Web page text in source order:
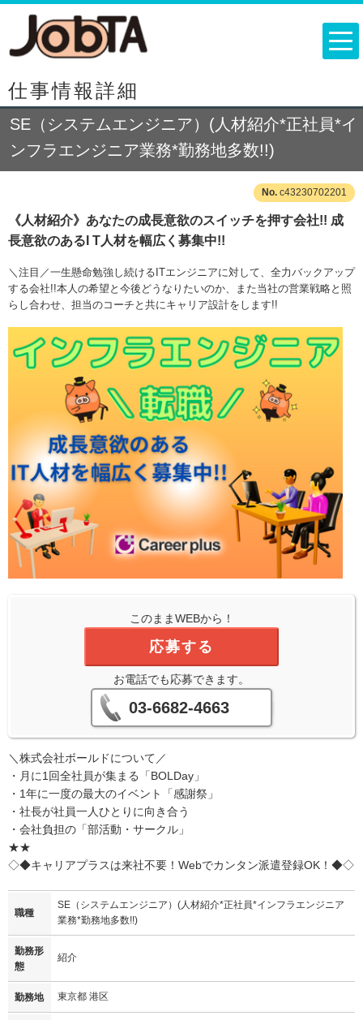
仕事情報詳細
SE（システムエンジニア）(人材紹介*正社員*イ
ンフラエンジニア業務*勤務地多数!!)
c43230702201
《人材紹介》あなたの成長意欲のスイッチを押す会社!! 成
長意欲のあるI T人材を幅広く募集中!!
＼注目／一生懸命勉強し続けるITエンジニアに対して、全力バックアップ
する会社!!本人の希望と今後どうなりたいのか、また当社の営業戦略と照
らし合わせ、担当のコーチと共にキャリア設計をします!!
このままWEBから！
応募する
お電話でも応募できます。
03-6682-4663
＼株式会社ボールドについて／
・月に1回全社員が集まる「BOLDay」
・1年に一度の最大のイベント「感謝祭」
・社長が社員一人ひとりに向き合う
・会社負担の「部活動・サークル」
★★
◇◆キャリアプラスは来社不要！Webでカンタン派遣登録OK！◆◇
職種
SE（システムエンジニア）(人材紹介*正社員*インフラエンジニア
業務*勤務地多数!!)
勤務形
態
紹介
勤務地 東京都 港区